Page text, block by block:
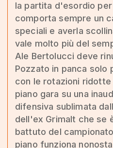
la partita d'esordio
comporta sempre un
speciali e averla
vale molto più del
Ale Bertolucci deve
Pozzato in panca solo
con le rotazioni
piano gara su una
difensiva sublimata
dell'ex Grimalt che se
battuto del
piano funziona